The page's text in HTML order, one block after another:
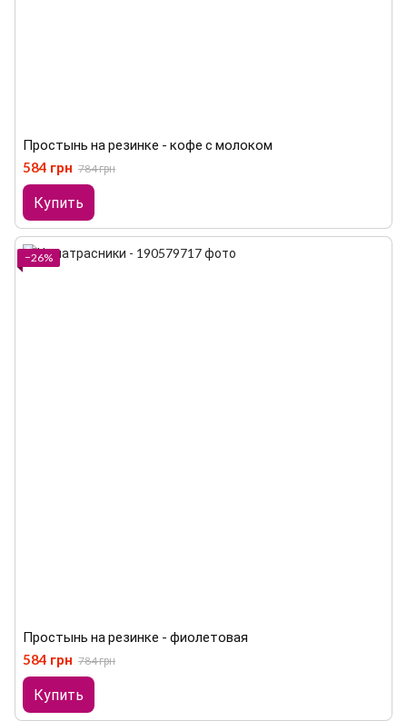
Простынь на резинке - кофе с молоком
584 грн 784 грн
Купить
−26%
Простынь на резинке - фиолетовая
584 грн 784 грн
Купить